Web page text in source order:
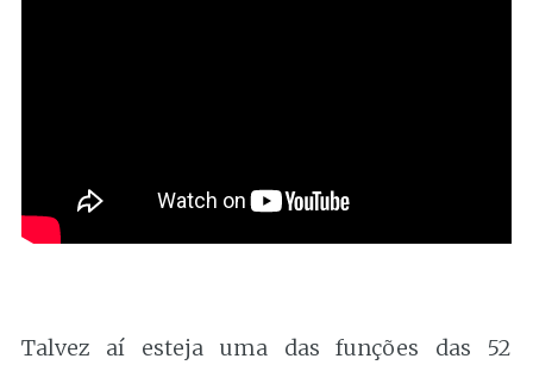
Talvez aí esteja uma das funções das 52